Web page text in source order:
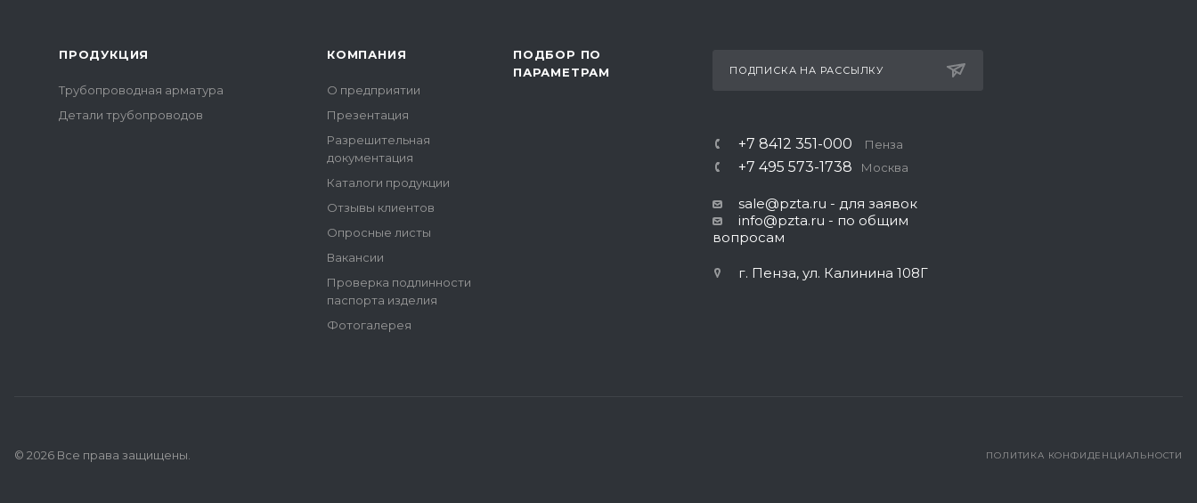
ПРОДУКЦИЯ
Трубопроводная арматура
Детали трубопроводов
КОМПАНИЯ
О предприятии
Презентация
Разрешительная
документация
Каталоги продукции
Отзывы клиентов
Опросные листы
Вакансии
Проверка подлинности
паспорта изделия
Фотогалерея
ПОДБОР ПО
ПАРАМЕТРАМ
ПОДПИСКА НА РАССЫЛКУ
+7 8412 351-000 Пенза
+7 495 573-1738 Москва
sale@pzta.ru - для заявок
info@pzta.ru - по общим
вопросам
г. Пенза, ул. Калинина 108Г
ПОЛИТИКА КОНФИДЕНЦИАЛЬНОСТИ
© 2026 Все права защищены.